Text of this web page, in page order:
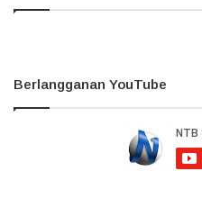
Berlangganan YouTube